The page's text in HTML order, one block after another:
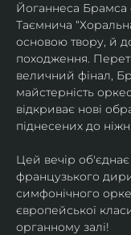
Йоганнеса Брамса
Таємнича
основою твору, й
походження.
величний фінал,
майстерність
відкриває нові
піднесених до
Цей вечір
французького
симфонічного
європейської
органному залі!